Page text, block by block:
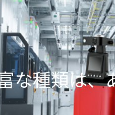
な種類は